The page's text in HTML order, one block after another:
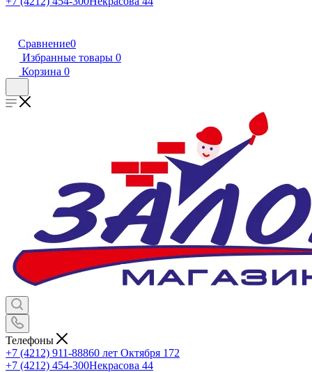
Сравнение0
Избранные товары 0
Корзина 0
Телефоны
+7 (4212) 911-88860 лет Октября 172
+7 (4212) 454-300Некрасова 44